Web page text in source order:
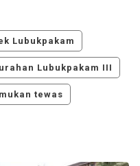
Lubukpakam
Lubukpakam III
tewas